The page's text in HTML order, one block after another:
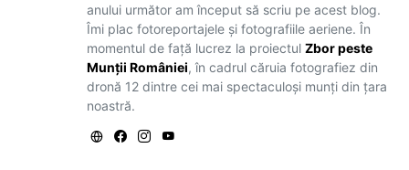
anului următor am început să scriu pe acest blog.
Îmi plac fotoreportajele și fotografiile aeriene. În
momentul de față lucrez la proiectul Zbor peste
Munții României, în cadrul căruia fotografiez din
dronă 12 dintre cei mai spectaculoși munți din țara
noastră.